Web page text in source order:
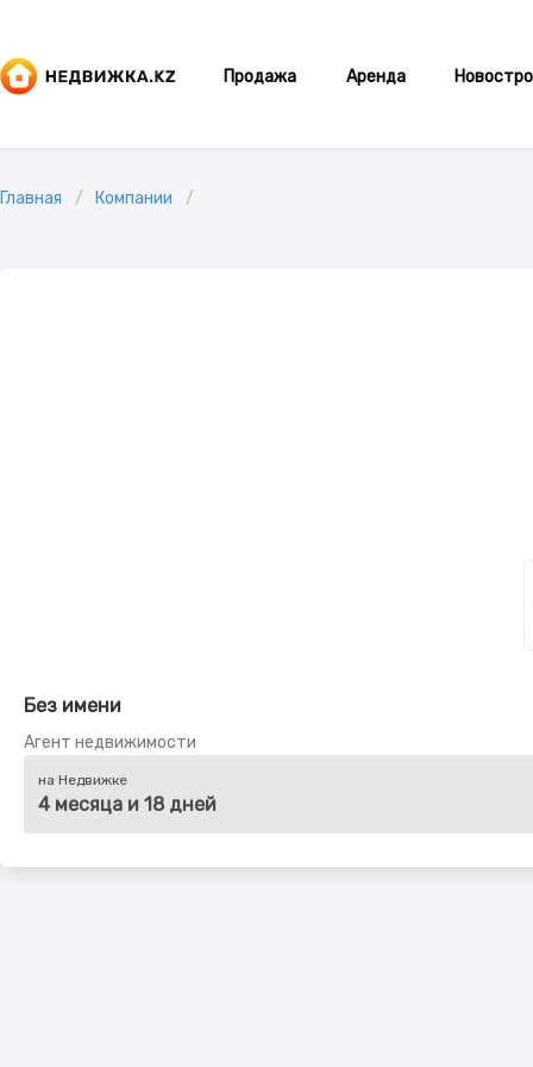
Продажа Аренда
Главная Компании
Без имени
Агент недвижимости
на Недвижке
4 месяца и 18 дней